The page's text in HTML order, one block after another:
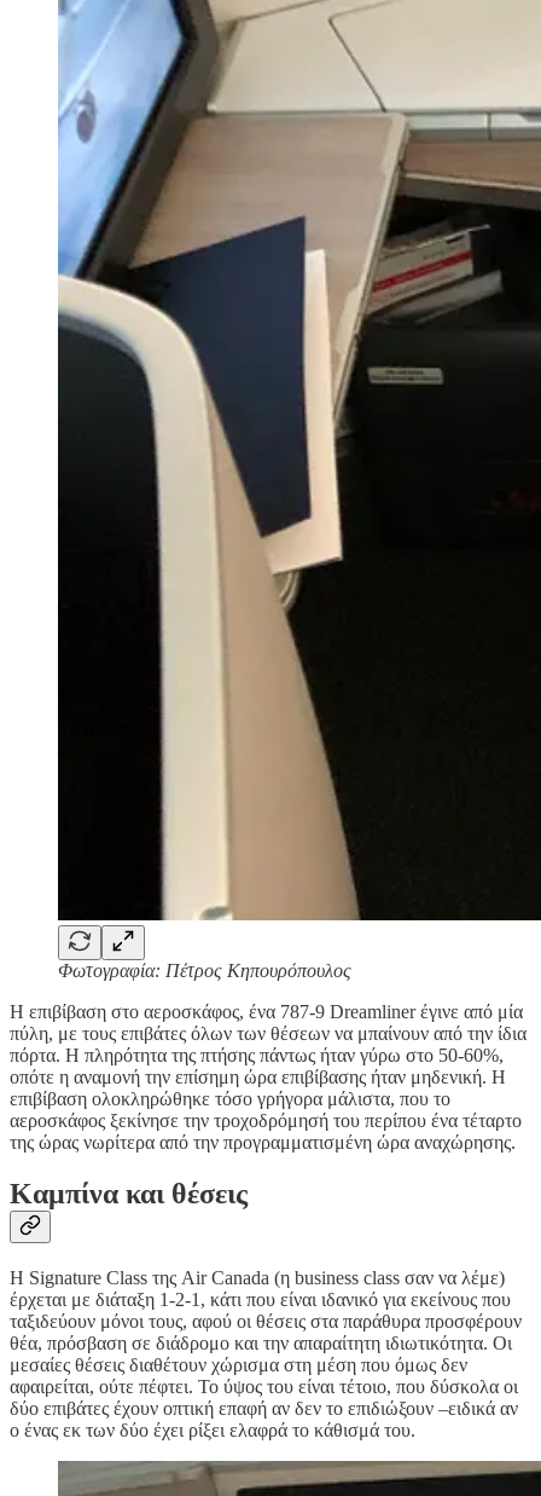
Φωτογραφία: Πέτρος Κηπουρόπουλος
Η επιβίβαση στο αεροσκάφος, ένα 787-9 Dreamliner έγινε από μία
πύλη, με τους επιβάτες όλων των θέσεων να μπαίνουν από την ίδια
πόρτα. Η πληρότητα της πτήσης πάντως ήταν γύρω στο 50-60%,
οπότε η αναμονή την επίσημη ώρα επιβίβασης ήταν μηδενική. Η
επιβίβαση ολοκληρώθηκε τόσο γρήγορα μάλιστα, που το
αεροσκάφος ξεκίνησε την τροχοδρόμησή του περίπου ένα τέταρτο
της ώρας νωρίτερα από την προγραμματισμένη ώρα αναχώρησης.
Καμπίνα και θέσεις
Η Signature Class της Air Canada (η business class σαν να λέμε)
έρχεται με διάταξη 1-2-1, κάτι που είναι ιδανικό για εκείνους που
ταξιδεύουν μόνοι τους, αφού οι θέσεις στα παράθυρα προσφέρουν
θέα, πρόσβαση σε διάδρομο και την απαραίτητη ιδιωτικότητα. Οι
μεσαίες θέσεις διαθέτουν χώρισμα στη μέση που όμως δεν
αφαιρείται, ούτε πέφτει. Το ύψος του είναι τέτοιο, που δύσκολα οι
δύο επιβάτες έχουν οπτική επαφή αν δεν το επιδιώξουν –ειδικά αν
ο ένας εκ των δύο έχει ρίξει ελαφρά το κάθισμά του.